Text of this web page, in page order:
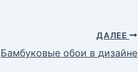
ДАЛЕЕ
Бамбуковые обои в дизайне